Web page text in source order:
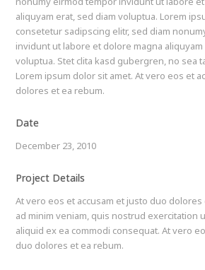
aliquyam erat, sed diam voluptua. Lorem
consetetur sadipscing elitr, sed diam
invidunt ut labore et dolore magna aliquyam
voluptua. Stet clita kasd gubergren, no sea
Lorem ipsum dolor sit amet. At vero eos et
dolores et ea rebum.
Date
December 23, 2010
Project Details
At vero eos et accusam et justo duo dolores
ad minim veniam, quis nostrud exercitation
aliquid ex ea commodi consequat. At vero
duo dolores et ea rebum.